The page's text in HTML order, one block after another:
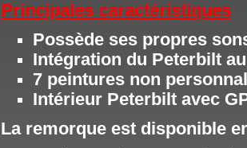
Principales caractéristiques
Possède ses propres
Intégration du Peterbilt
7 peintures non
Intérieur Peterbilt avec
La remorque est disponible